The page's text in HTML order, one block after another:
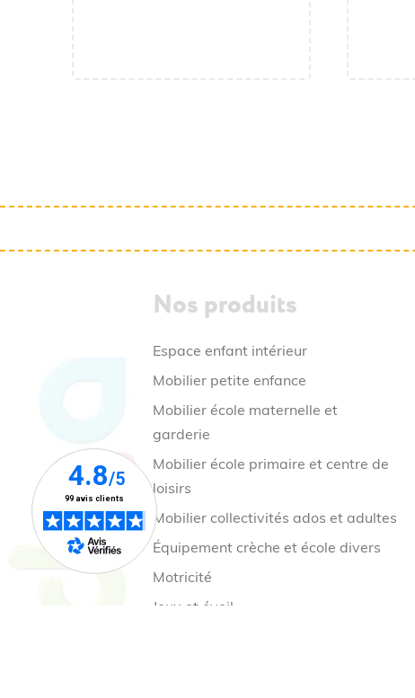
Nos produits
Espace enfant intérieur
Mobilier petite enfance
Mobilier école maternelle et
garderie
Mobilier école primaire et centre de
loisirs
Mobilier collectivités ados et adultes
Équipement crèche et école divers
Motricité
Jeux et éveil